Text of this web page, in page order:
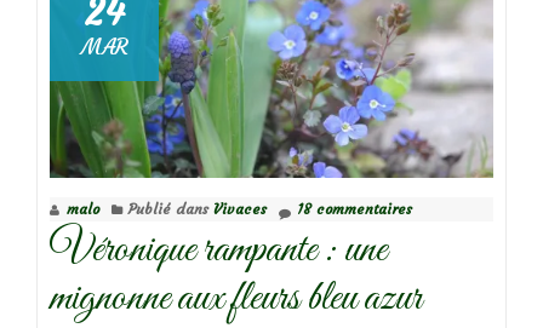
Mes
vivaces
couvre-
sol
préférées
24
MAR
malo Publié dans Vivaces 18 commentaires
Véronique rampante : une
mignonne aux fleurs bleu azur